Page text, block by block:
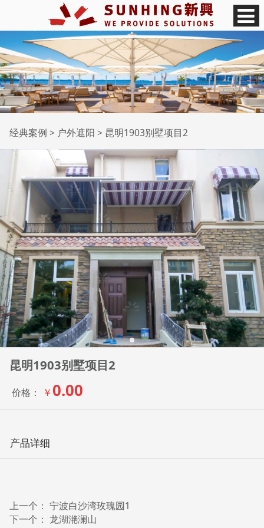
昆明1903别墅项目2
经典案例 > 户外遮阳 > 昆明1903别墅项目2
昆明1903别墅项目2
价格： ￥ 0.00
产品详细
上一个： 宁波白沙湾玫瑰园1
下一个： 龙湖滟澜山